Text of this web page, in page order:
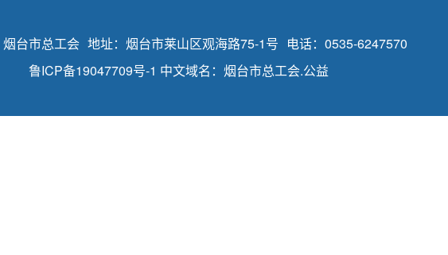
台市总工会 地址：烟台市莱山区观海路75-1号 电话：0535-6247570
鲁ICP备19047709号-1 中文域名：烟台市总工会.公益